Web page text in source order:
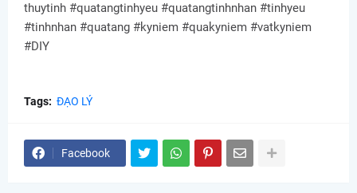
thuytinh #quatangtinhyeu #quatangtinhnhan #tinhyeu
#tinhnhan #quatang #kyniem #quakyniem #vatkyniem
#DIY
Tags: ĐẠO LÝ
Facebook